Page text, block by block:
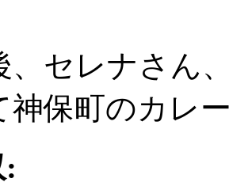
、セレナさん
神保町のカレ